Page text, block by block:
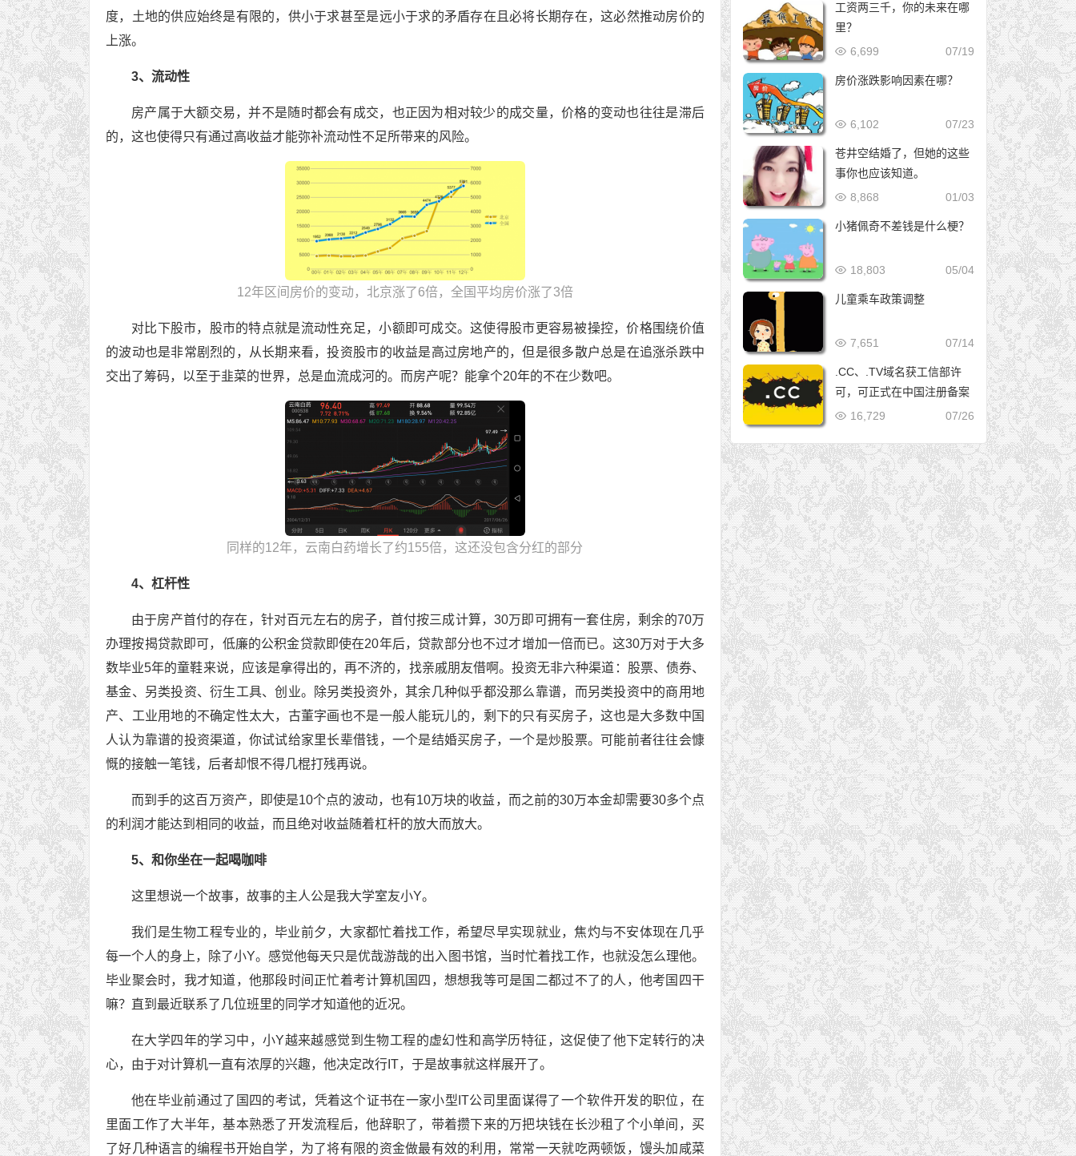
度，土地的供应始终是有限的，供小于求甚至是远小于求的矛盾存在且必将长期存在，这必然推动房价的
上涨。
3、流动性
房产属于大额交易，并不是随时都会有成交，也正因为相对较少的成交量，价格的变动也往往是滞后
的，这也使得只有通过高收益才能弥补流动性不足所带来的风险。
12年区间房价的变动，北京涨了6倍，全国平均房价涨了3倍
对比下股市，股市的特点就是流动性充足，小额即可成交。这使得股市更容易被操控，价格围绕价值
的波动也是非常剧烈的，从长期来看，投资股市的收益是高过房地产的，但是很多散户总是在追涨杀跌中
交出了筹码，以至于韭菜的世界，总是血流成河的。而房产呢？能拿个20年的不在少数吧。
同样的12年，云南白药增长了约155倍，这还没包含分红的部分
4、杠杆性
由于房产首付的存在，针对百元左右的房子，首付按三成计算，30万即可拥有一套住房，剩余的70万
办理按揭贷款即可，低廉的公积金贷款即使在20年后，贷款部分也不过才增加一倍而已。这30万对于大多
数毕业5年的童鞋来说，应该是拿得出的，再不济的，找亲戚朋友借啊。投资无非六种渠道：股票、债券、
基金、另类投资、衍生工具、创业。除另类投资外，其余几种似乎都没那么靠谱，而另类投资中的商用地
产、工业用地的不确定性太大，古董字画也不是一般人能玩儿的，剩下的只有买房子，这也是大多数中国
人认为靠谱的投资渠道，你试试给家里长辈借钱，一个是结婚买房子，一个是炒股票。可能前者往往会慷
慨的接触一笔钱，后者却恨不得几棍打残再说。
而到手的这百万资产，即使是10个点的波动，也有10万块的收益，而之前的30万本金却需要30多个点
的利润才能达到相同的收益，而且绝对收益随着杠杆的放大而放大。
5、和你坐在一起喝咖啡
这里想说一个故事，故事的主人公是我大学室友小Y。
我们是生物工程专业的，毕业前夕，大家都忙着找工作，希望尽早实现就业，焦灼与不安体现在几乎
每一个人的身上，除了小Y。感觉他每天只是优哉游哉的出入图书馆，当时忙着找工作，也就没怎么理他。
毕业聚会时，我才知道，他那段时间正忙着考计算机国四，想想我等可是国二都过不了的人，他考国四干
嘛？直到最近联系了几位班里的同学才知道他的近况。
在大学四年的学习中，小Y越来越感觉到生物工程的虚幻性和高学历特征，这促使了他下定转行的决
心，由于对计算机一直有浓厚的兴趣，他决定改行IT，于是故事就这样展开了。
他在毕业前通过了国四的考试，凭着这个证书在一家小型IT公司里面谋得了一个软件开发的职位，在
里面工作了大半年，基本熟悉了开发流程后，他辞职了，带着攒下来的万把块钱在长沙租了个小单间，买
了好几种语言的编程书开始自学，为了将有限的资金做最有效的利用，常常一天就吃两顿饭，馒头加咸菜
工资两三千，你的未来在哪
里？
07/19
6,699
房价涨跌影响因素在哪？
07/23
6,102
苍井空结婚了，但她的这些
事你也应该知道。
01/03
8,868
小猪佩奇不差钱是什么梗？
05/04
18,803
儿童乘车政策调整
07/14
7,651
.CC、.TV域名获工信部许
可，可正式在中国注册备案
07/26
16,729